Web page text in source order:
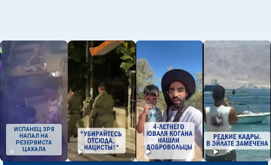
ИСПАНЕЦ ЗРЯ
НАПАЛ НА
РЕЗЕРВИСТА
ЦАХАЛА